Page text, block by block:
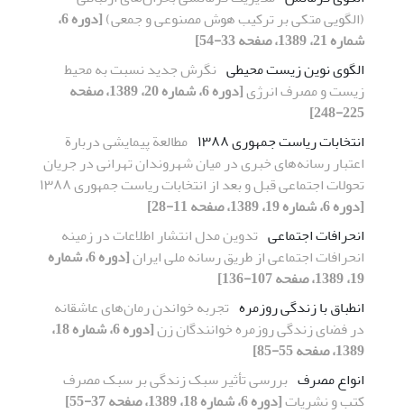
(الگویی متکی بر ترکیب هوش مصنوعی و جمعی)
[دوره 6،
شماره 21، 1389، صفحه 33-54]
الگوی نوین زیست محیطی نگرش جدید نسبت به محیط
زیست و مصرف انرژی
[دوره 6، شماره 20، 1389، صفحه
225-248]
انتخابات ریاست جمهوری ١٣٨٨
مطالعة پیمایشی دربارة
اعتبار رسانه‌های خبری در میان شهروندان تهرانی در جریان
تحولات اجتماعی قبل و بعد از انتخابات ریاست جمهوری ١٣٨٨
[دوره 6، شماره 19، 1389، صفحه 11-28]
انحرافات اجتماعی تدوین مدل انتشار اطلاعات در زمینه
انحرافات اجتماعی از طریق رسانه ملی ایران
[دوره 6، شماره
19، 1389، صفحه 107-136]
انطباق با زندگی روزمره تجربه خواندن رمان‌های عاشقانه
در فضای زندگی روزمره خوانندگان زن
[دوره 6، شماره 18،
1389، صفحه 55-85]
انواع مصرف بررسی تأثیر سبک زندگی بر سبک مصرف
کتب و نشریات[دوره 6، شماره 18، 1389، صفحه 37-55]